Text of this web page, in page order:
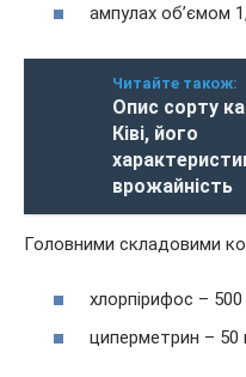
ампулах об’ємом
Читайте також:
Опис сорту
Ківі, його
врожайність
Головними складовими
хлорпірифос – 500
циперметрин – 50